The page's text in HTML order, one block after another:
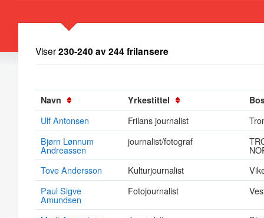
Viser230-240 av 244 frilansere
Navn Yrkestittel
Ulf Antonsen Frilans journalist
Bjørn Lønnum
Andreassen
journalist/fotograf
Tove Andersson
Kulturjournalist
Paul Sigve
Amundsen
Fotojournalist